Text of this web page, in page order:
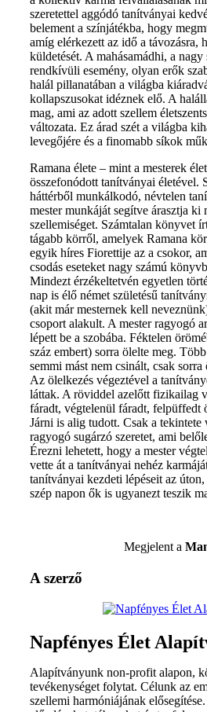
szeretettel aggódó tanítványai
belement a színjátékba, hogy
amíg elérkezett az idő a távozásra,
küldetését. A mahásamádhi, a
rendkívüli esemény, olyan erők
halál pillanatában a világba
kollapszusokat idéznek elő. A
mag, ami az adott szellem
változata. Ez árad szét a világba
levegőjére és a finomabb síkok
Ramana élete – mint a mesterek
összefonódott tanítványai életével.
háttérből munkálkodó, névtelen
mester munkáját segítve árasztja ki
szellemiséget. Számtalan könyvet
tágabb körről, amelyek Ramana
egyik híres Fiorettije az a csokor,
csodás eseteket nagy számú
Mindezt érzékeltetvén egyetlen
nap is élő német születésű
(akit már mesternek kell
csoport alakult. A mester ragyogó
lépett be a szobába. Féktelen
száz embert) sorra ölelte meg.
semmi mást nem csinált, csak
Az ölelkezés végeztével a
láttak. A röviddel azelőtt fizikailag
fáradt, végtelenül fáradt, felpüffedt
Járni is alig tudott. Csak a tekintete
ragyogó sugárzó szeretet, ami
Érezni lehetett, hogy a mester
vette át a tanítványai nehéz
tanítványai kezdeti lépéseit az
szép napon ők is ugyanezt teszik
Megjelent a
A szerző
Napfényes Élet
Alapítványunk non-profit alapon,
tevékenységet folytat. Célunk az
szellemi harmóniájának